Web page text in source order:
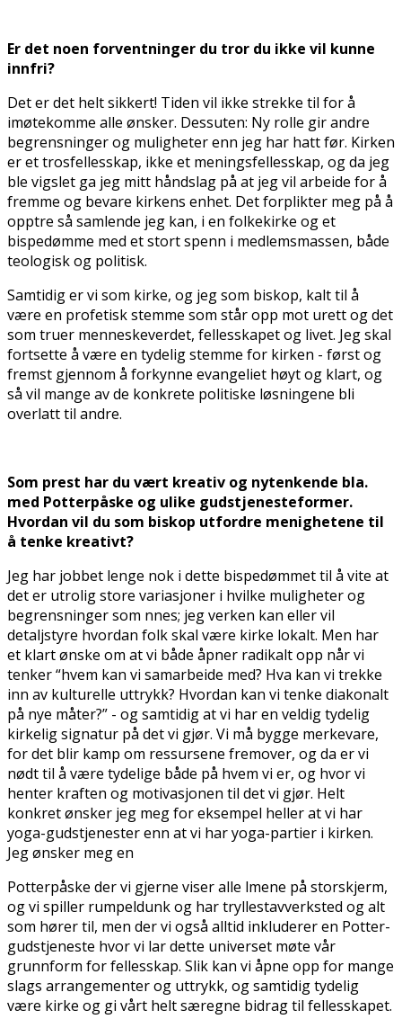
Er det noen forventninger du tror du ikke vil kunne
innfri?
Det er det helt sikkert! Tiden vil ikke strekke til for å
imøtekomme alle ønsker. Dessuten: Ny rolle gir andre
begrensninger og muligheter enn jeg har hatt før. Kirken
er et trosfellesskap, ikke et meningsfellesskap, og da jeg
ble vigslet ga jeg mitt håndslag på at jeg vil arbeide for å
fremme og bevare kirkens enhet. Det forplikter meg på å
opptre så samlende jeg kan, i en folkekirke og et
bispedømme med et stort spenn i medlemsmassen, både
teologisk og politisk.
Samtidig er vi som kirke, og jeg som biskop, kalt til å
være en profetisk stemme som står opp mot urett og det
som truer menneskeverdet, fellesskapet og livet. Jeg skal
fortsette å være en tydelig stemme for kirken - først og
fremst gjennom å forkynne evangeliet høyt og klart, og
så vil mange av de konkrete politiske løsningene bli
overlatt til andre.
Som prest har du vært kreativ og nytenkende bla.
med Potterpåske og ulike gudstjenesteformer.
Hvordan vil du som biskop utfordre menighetene til
å tenke kreativt?
Jeg har jobbet lenge nok i dette bispedømmet til å vite at
det er utrolig store variasjoner i hvilke muligheter og
begrensninger som finnes; jeg verken kan eller vil
detaljstyre hvordan folk skal være kirke lokalt. Men har
et klart ønske om at vi både åpner radikalt opp når vi
tenker “hvem kan vi samarbeide med? Hva kan vi trekke
inn av kulturelle uttrykk? Hvordan kan vi tenke diakonalt
på nye måter?” - og samtidig at vi har en veldig tydelig
kirkelig signatur på det vi gjør. Vi må bygge merkevare,
for det blir kamp om ressursene fremover, og da er vi
nødt til å være tydelige både på hvem vi er, og hvor vi
henter kraften og motivasjonen til det vi gjør. Helt
konkret ønsker jeg meg for eksempel heller at vi har
yoga-gudstjenester enn at vi har yoga-partier i kirken.
Jeg ønsker meg en
Potterpåske der vi gjerne viser alle filmene på storskjerm,
og vi spiller rumpeldunk og har tryllestavverksted og alt
som hører til, men der vi også alltid inkluderer en Potter-
gudstjeneste hvor vi lar dette universet møte vår
grunnform for fellesskap. Slik kan vi åpne opp for mange
slags arrangementer og uttrykk, og samtidig tydelig
være kirke og gi vårt helt særegne bidrag til fellesskapet.